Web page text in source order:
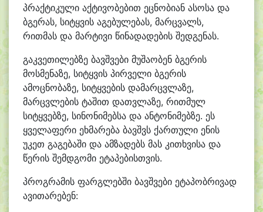
პრაქტიკული აქტივობებით ეცნობიან ასოსა და
ბგერას, სიტყვის აგებულებას, მარცვალს,
რითმას და მარტივი წინადადების შედგენას.
გაკვეთილებზე ბავშვები მუშაობენ ბგერის
მოსმენაზე, სიტყვის პირველი ბგერის
ამოცნობაზე, სიტყვების დამარცვლაზე,
მარცვლების ტაშით დათვლაზე, რითმულ
სიტყვებზე, სინონიმებსა და ანტონიმებზე. ეს
ყველაფერი ეხმარება ბავშვს ქართული ენის
უკეთ გაგებაში და ამზადებს მას კითხვისა და
წერის შემდგომი ეტაპებისთვის.
პროგრამის ფარგლებში ბავშვები ეტაპობრივად
ავითარებენ: